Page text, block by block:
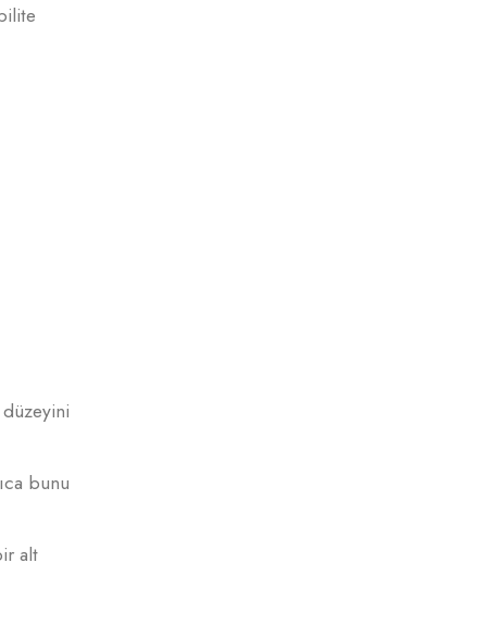
bunu
alt